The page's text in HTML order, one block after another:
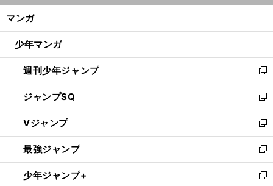
ン
ウ
開
く
マンガ
少年マンガ
週刊少年ジャンプ
新
し
い
ウ
ィ
ン
ド
ウ
で
ジャンプSQ
新
し
い
ウ
ィ
ン
ド
Vジャンプ
新
し
い
ウ
ィ
最強ジャンプ
新
し
い
少年ジャンプ+
新